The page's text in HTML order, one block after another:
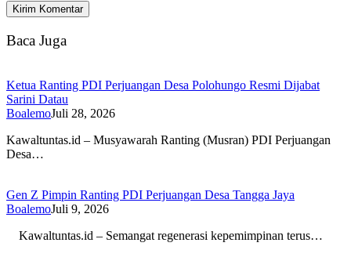
Baca Juga
Ketua Ranting PDI Perjuangan Desa Polohungo Resmi Dijabat
Sarini Datau
BoalemoJuli 28, 2026
Kawaltuntas.id – Musyawarah Ranting (Musran) PDI Perjuangan
Desa…
Gen Z Pimpin Ranting PDI Perjuangan Desa Tangga Jaya
BoalemoJuli 9, 2026
Kawaltuntas.id – Semangat regenerasi kepemimpinan terus…